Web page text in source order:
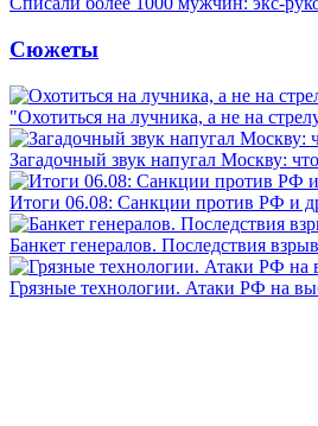
Сюжеты
"Охотиться на лучника, а не на
Загадочный звук напугал Москву:
Итоги 06.08: Санкции против РФ и
Банкет генералов. Последствия
Грязные технологии. Атаки РФ на